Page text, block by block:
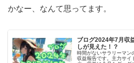
かなー、なんて思ってます。
ブログ2024年7月収
しが見えた！？
時間がないサラリーマン
収益報告です。主力サイ